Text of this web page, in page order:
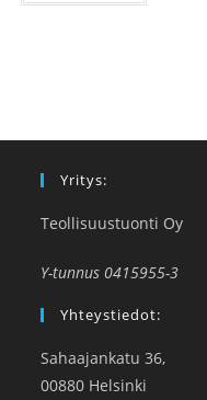
Yritys:
Teollisuustuonti Oy
Y-tunnus 0415955-3
Yhteystiedot:
Sahaajankatu 36,
00880 Helsinki